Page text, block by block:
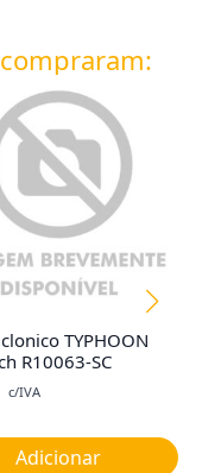
TYPHOON
R10063-SC
c/IVA
Adicionar